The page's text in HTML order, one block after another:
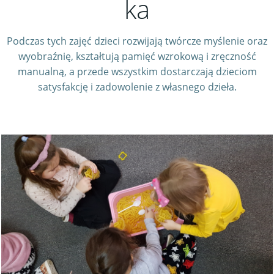
ka
Podczas tych zajęć dzieci rozwijają twórcze myślenie oraz
wyobraźnię, kształtują pamięć wzrokową i zręczność
manualną, a przede wszystkim dostarczają dzieciom
satysfakcję i zadowolenie z własnego dzieła.